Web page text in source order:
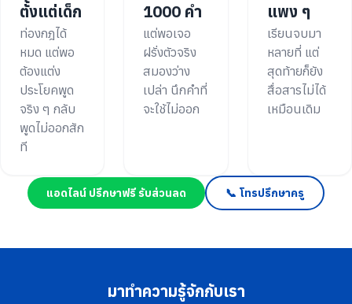
ตั้งแต่เด็ก
ท่องกฎได้
หมด แต่พอ
ต้องแต่ง
ประโยคพูด
จริง ๆ กลับ
พูดไม่ออกสัก
ที
1000 คำ
แต่พอเจอ
ฝรั่งตัวจริง
สมองว่าง
เปล่า นึกคำที่
จะใช้ไม่ออก
แพง ๆ
เรียนจบมา
หลายที่ แต่
สุดท้ายก็ยัง
สื่อสารไม่ได้
เหมือนเดิม
แอดไลน์ ปรึกษาฟรี รับส่วนลด 📞 โทรปรึกษาครู
มาทำความรู้จักกับเรา